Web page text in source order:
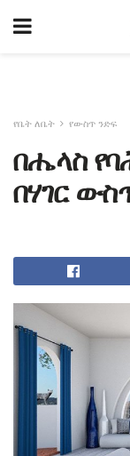
የቤት ለቤት የውስጥ ንድፍ
በሔላስ
በሃገር